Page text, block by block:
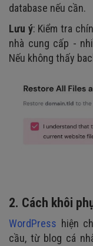
database nếu cần.
Lưu ý: Kiểm tra
nhà cung cấp -
Nếu không thấy
2. Cách khôi
WordPress hiện
cầu, từ blog cá